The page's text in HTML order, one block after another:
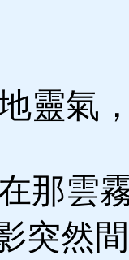
靈氣
那雲
突然